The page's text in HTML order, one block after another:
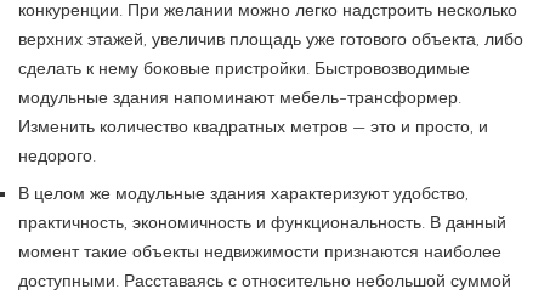
конкуренции. При желании можно легко надстроить несколько
верхних этажей, увеличив площадь уже готового объекта, либо
сделать к нему боковые пристройки. Быстровозводимые
модульные здания напоминают мебель-трансформер.
Изменить количество квадратных метров — это и просто, и
недорого.
В целом же модульные здания характеризуют удобство,
практичность, экономичность и функциональность. В данный
момент такие объекты недвижимости признаются наиболее
доступными. Расставаясь с относительно небольшой суммой